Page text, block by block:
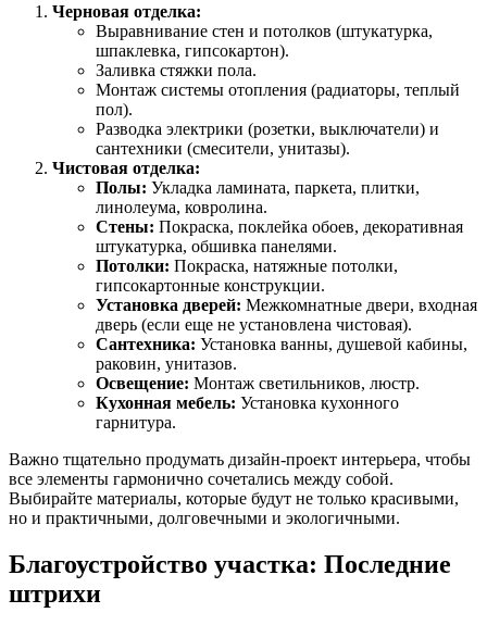
Черновая отделка:
Выравнивание стен и потолков (штукатурка,
шпаклевка, гипсокартон).
Заливка стяжки пола.
Монтаж системы отопления (радиаторы, теплый
пол).
Разводка электрики (розетки, выключатели) и
сантехники (смесители, унитазы).
Чистовая отделка:
Полы: Укладка ламината, паркета, плитки,
линолеума, ковролина.
Стены: Покраска, поклейка обоев, декоративная
штукатурка, обшивка панелями.
Потолки: Покраска, натяжные потолки,
гипсокартонные конструкции.
Установка дверей: Межкомнатные двери, входная
дверь (если еще не установлена чистовая).
Сантехника: Установка ванны, душевой кабины,
раковин, унитазов.
Освещение: Монтаж светильников, люстр.
Кухонная мебель: Установка кухонного
гарнитура.
Важно тщательно продумать дизайн-проект интерьера, чтобы
все элементы гармонично сочетались между собой.
Выбирайте материалы, которые будут не только красивыми,
но и практичными, долговечными и экологичными.
Благоустройство участка: Последние
штрихи